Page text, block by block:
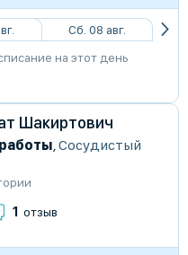
Сб. 08 авг.
на этот день
Шакиртович
,Сосудистый
1 отзыв